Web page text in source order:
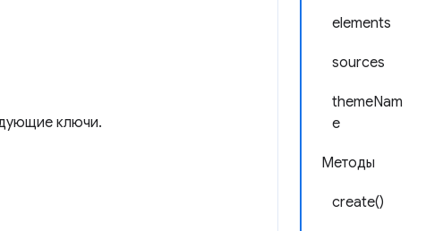
elements
sources
themeNam
e
Методы
create()
ключи.